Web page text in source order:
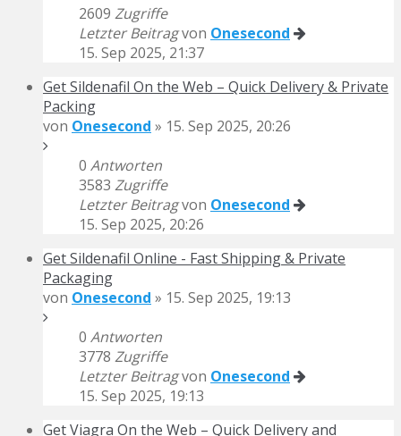
2609 Zugriffe
Letzter Beitragvon Onesecond
15. Sep 2025, 21:37
Get Sildenafil On the Web – Quick Delivery & Private
Packing
von Onesecond » 15. Sep 2025, 20:26
0 Antworten
3583 Zugriffe
Letzter Beitragvon Onesecond
15. Sep 2025, 20:26
Get Sildenafil Online - Fast Shipping & Private
Packaging
von Onesecond » 15. Sep 2025, 19:13
0 Antworten
3778 Zugriffe
Letzter Beitragvon Onesecond
15. Sep 2025, 19:13
Get Viagra On the Web – Quick Delivery and